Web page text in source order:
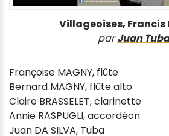
Villageoises, Francis
parJuan Tuba
Françoise MAGNY, flûte
Bernard MAGNY, flûte alto
Claire BRASSELET, clarinette
Annie RASPUGLI, accordéon
Juan DA SILVA, Tuba